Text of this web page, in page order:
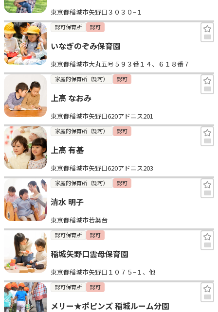
東京都稲城市矢野口３０３０−１
認可保育所 認可
いなぎのぞみ保育園
東京都稲城市大丸五号５９３番１４、６１８番７
家庭的保育所（認可） 認可
上高 なおみ
東京都稲城市矢野口620アドニス201
家庭的保育所（認可） 認可
上高 有基
東京都稲城市矢野口620アドニス203
家庭的保育所（認可） 認可
清水 明子
東京都稲城市若葉台
認可保育所 認可
稲城矢野口雲母保育園
東京都稲城市矢野口１０７５−１、他
認可保育所 認可
メリー★ポピンズ 稲城ルーム分園